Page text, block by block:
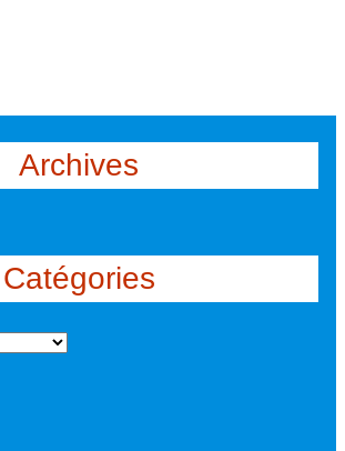
Archives
Catégories